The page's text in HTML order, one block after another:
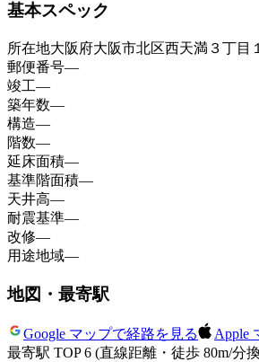
基本スペック
所在地大阪府大阪市北区西天満３丁目
郵便番号—
竣工—
築年数—
構造—
階数—
延床面積—
基準階面積—
天井高—
耐震基準—
改修—
用途地域—
地図・最寄駅
Google マップで経路を見る
Apple
最寄駅 TOP 6 (直線距離・徒歩 80m/分